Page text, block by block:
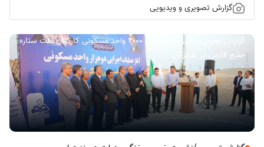
گزارش تصویری و ویدیویی
گزارش تصویری/ آیین کلنگ زنی ۲۰۰۰ واحد مسکونی کارکنان نفت ستاره
خلیج فارس در هرمزگان